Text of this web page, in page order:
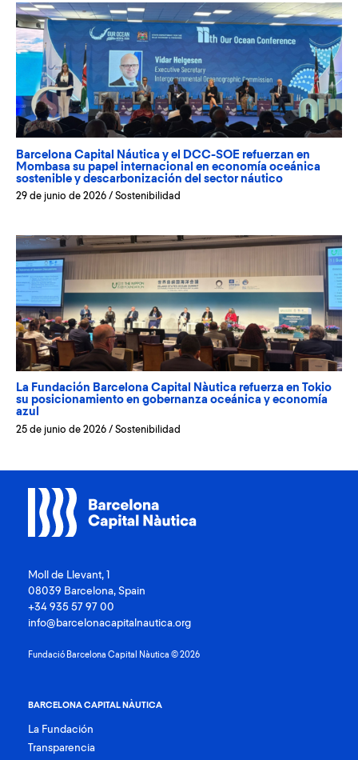
Barcelona Capital Náutica y el DCC-SOE refuerzan en
Mombasa su papel internacional en economía oceánica
sostenible y descarbonización del sector náutico
29 de junio de 2026 / Sostenibilidad
La Fundación Barcelona Capital Nàutica refuerza en Tokio
su posicionamiento en gobernanza oceánica y economía
azul
25 de junio de 2026 / Sostenibilidad
Moll de Llevant, 1
08039 Barcelona, Spain
+34 935 57 97 00
info@barcelonacapitalnautica.org
Fundació Barcelona Capital Nàutica © 2026
BARCELONA CAPITAL NÀUTICA
La Fundación
Transparencia